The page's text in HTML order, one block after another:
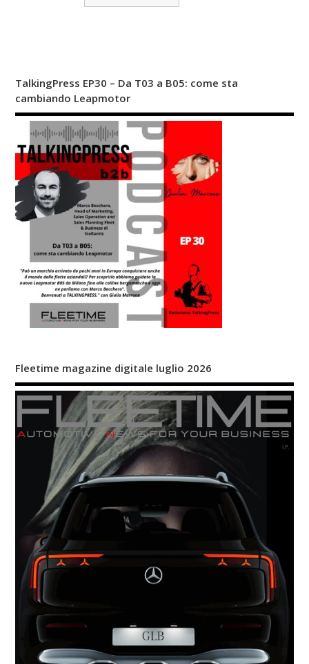
TalkingPress EP30 – Da T03 a B05: come sta
cambiando Leapmotor
Fleetime magazine digitale luglio 2026